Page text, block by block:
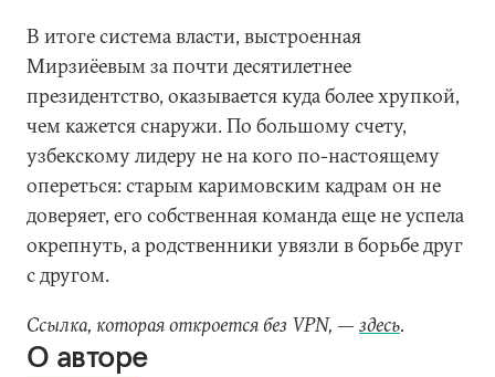
В итоге система власти, выстроенная
Мирзиёевым за почти десятилетнее
президентство, оказывается куда более хрупкой,
чем кажется снаружи. По большому счету,
узбекскому лидеру не на кого по-настоящему
опереться: старым каримовским кадрам он не
доверяет, его собственная команда еще не успела
окрепнуть, а родственники увязли в борьбе друг
с другом.
Ссылка, которая откроется без VPN, —здесь.
О авторе